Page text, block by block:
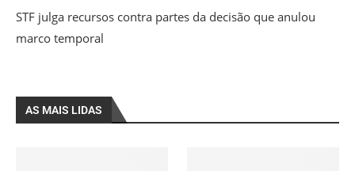
STF julga recursos contra partes da decisão que anulou
marco temporal
AS MAIS LIDAS